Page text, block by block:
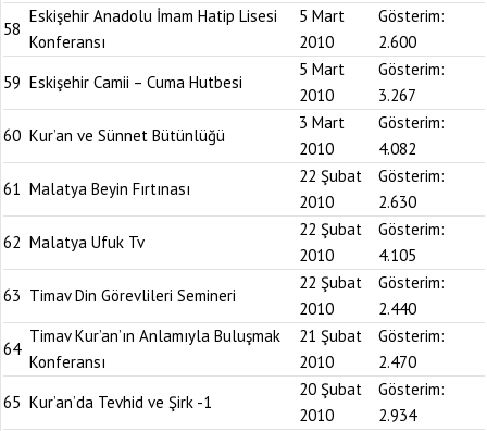
58
Eskişehir Anadolu İmam Hatip Lisesi
Konferansı
5 Mart
2010
Gösterim:
2.600
59 Eskişehir Camii – Cuma Hutbesi
5 Mart
2010
Gösterim:
3.267
60 Kur’an ve Sünnet Bütünlüğü
3 Mart
2010
Gösterim:
4.082
61 Malatya Beyin Fırtınası
22 Şubat
2010
Gösterim:
2.630
62 Malatya Ufuk Tv
22 Şubat
2010
Gösterim:
4.105
63 Timav Din Görevlileri Semineri
22 Şubat
2010
Gösterim:
2.440
64
Timav Kur’an’ın Anlamıyla Buluşmak
Konferansı
21 Şubat
2010
Gösterim:
2.470
65 Kur’an’da Tevhid ve Şirk -1
20 Şubat
2010
Gösterim:
2.934